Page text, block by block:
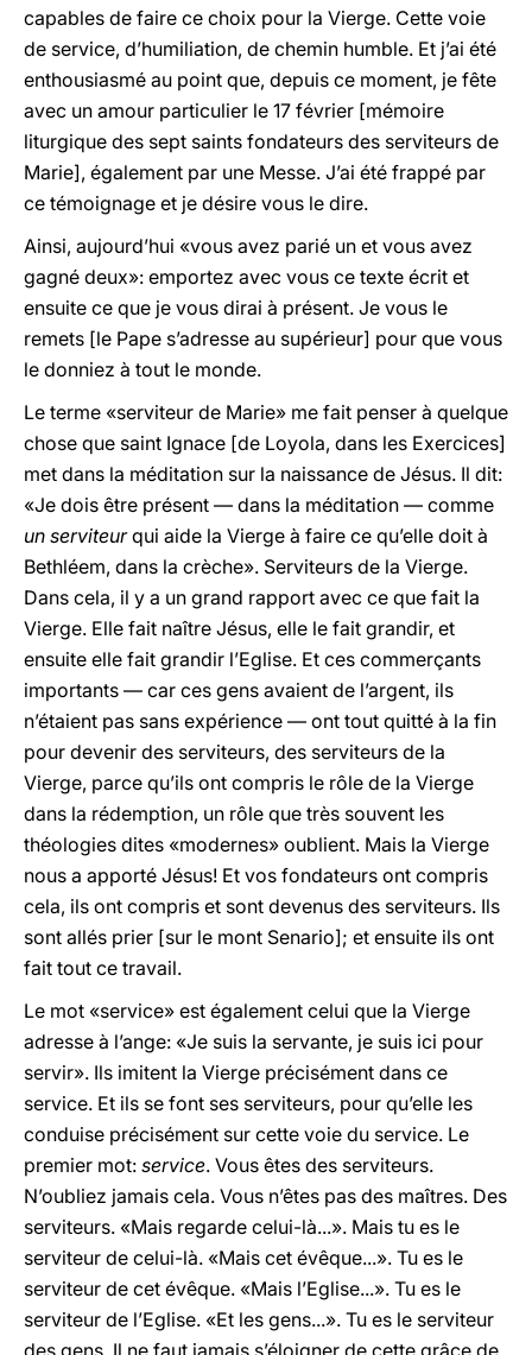
capables de faire ce choix pour la Vierge. Cette voie
de service, d’humiliation, de chemin humble. Et j’ai été
enthousiasmé au point que, depuis ce moment, je fête
avec un amour particulier le 17 février [mémoire
liturgique des sept saints fondateurs des serviteurs de
Marie], également par une Messe. J’ai été frappé par
ce témoignage et je désire vous le dire.
Ainsi, aujourd’hui «vous avez parié un et vous avez
gagné deux»: emportez avec vous ce texte écrit et
ensuite ce que je vous dirai à présent. Je vous le
remets [le Pape s’adresse au supérieur] pour que vous
le donniez à tout le monde.
Le terme «serviteur de Marie» me fait penser à quelque
chose que saint Ignace [de Loyola, dans les Exercices]
met dans la méditation sur la naissance de Jésus. Il dit:
«Je dois être présent — dans la méditation — comme
un serviteurqui aide la Vierge à faire ce qu’elle doit à
Bethléem, dans la crèche». Serviteurs de la Vierge.
Dans cela, il y a un grand rapport avec ce que fait la
Vierge. Elle fait naître Jésus, elle le fait grandir, et
ensuite elle fait grandir l’Eglise. Et ces commerçants
importants — car ces gens avaient de l’argent, ils
n’étaient pas sans expérience — ont tout quitté à la fin
pour devenir des serviteurs, des serviteurs de la
Vierge, parce qu’ils ont compris le rôle de la Vierge
dans la rédemption, un rôle que très souvent les
théologies dites «modernes» oublient. Mais la Vierge
nous a apporté Jésus! Et vos fondateurs ont compris
cela, ils ont compris et sont devenus des serviteurs. Ils
sont allés prier [sur le mont Senario]; et ensuite ils ont
fait tout ce travail.
Le mot «service» est également celui que la Vierge
adresse à l’ange: «Je suis la servante, je suis ici pour
servir». Ils imitent la Vierge précisément dans ce
service. Et ils se font ses serviteurs, pour qu’elle les
conduise précisément sur cette voie du service. Le
premier mot: service. Vous êtes des serviteurs.
N’oubliez jamais cela. Vous n’êtes pas des maîtres. Des
serviteurs. «Mais regarde celui-là...». Mais tu es le
serviteur de celui-là. «Mais cet évêque...». Tu es le
serviteur de cet évêque. «Mais l’Eglise...». Tu es le
serviteur de l’Eglise. «Et les gens...». Tu es le serviteur
des gens. Il ne faut jamais s’éloigner de cette grâce de